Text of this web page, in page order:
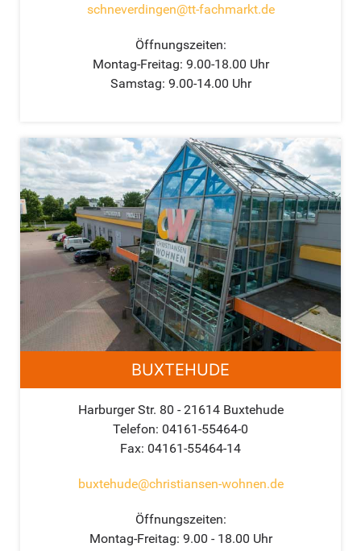
schneverdingen@tt-fachmarkt.de
Öffnungszeiten:
Montag-Freitag: 9.00-18.00 Uhr
Samstag: 9.00-14.00 Uhr
BUXTEHUDE
Harburger Str. 80 - 21614 Buxtehude
Telefon: 04161-55464-0
Fax: 04161-55464-14
buxtehude@christiansen-wohnen.de
Öffnungszeiten:
Montag-Freitag: 9.00 - 18.00 Uhr